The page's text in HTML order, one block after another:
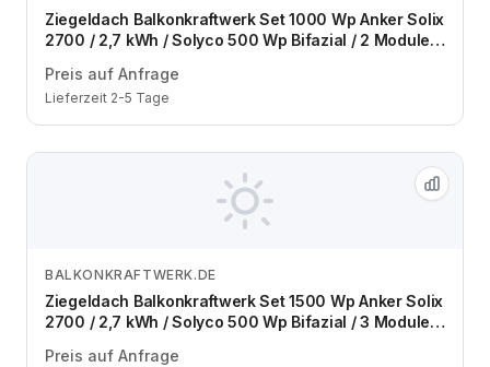
Zum Angebot
Ziegeldach Balkonkraftwerk Set 1000 Wp Anker Solix
2700 / 2,7 kWh / Solyco 500 Wp Bifazial / 2 Module /
Preis auf Anfrage
Lieferzeit 2-5 Tage
Zum Angebot
BALKONKRAFTWERK.DE
Ziegeldach Balkonkraftwerk Set 1500 Wp Anker Solix
2700 / 2,7 kWh / Solyco 500 Wp Bifazial / 3 Module /
Preis auf Anfrage